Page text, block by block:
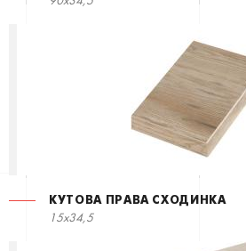
КУТОВА ПРАВА СХОДИНКА
15x34,5